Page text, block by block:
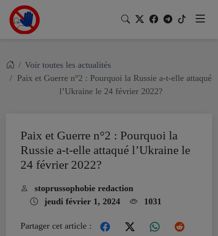
Voir toutes les actualités
Paix et Guerre n°2 : Pourquoi la Russie a-t-elle attaqué
l’Ukraine le 24 février 2022?
Paix et Guerre n°2 : Pourquoi la
Russie a-t-elle attaqué l’Ukraine le
24 février 2022?
stoprussophobie redaction
jeudi février 1, 2024
1031
Partager cet article :